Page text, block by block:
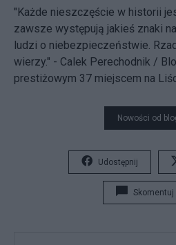
"Każde nieszczęście w historii
zawsze występują jakieś znaki
ludzi o niebezpieczeństwie.
wierzy." - Calek Perechodnik /
prestiżowym 37 miejscem na
Nowości od
Udostępnij
Skomentuj